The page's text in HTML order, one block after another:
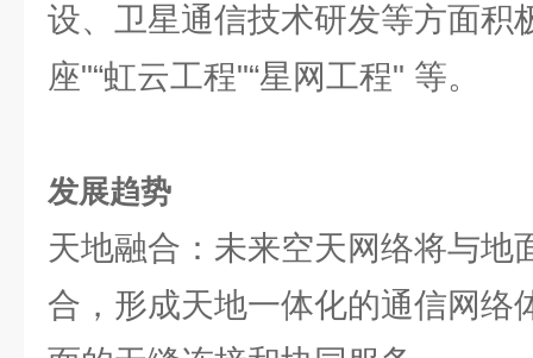
设、卫星通信技术研发等方面积
座"“虹云工程"“星网工程" 等。
发展趋势
天地融合：未来空天网络将与地
合，形成天地一体化的通信网络